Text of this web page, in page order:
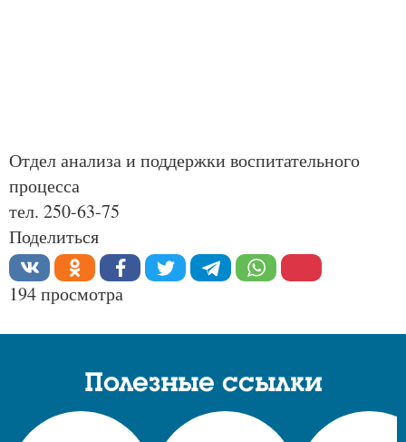
Отдел анализа и поддержки воспитательного
процесса
тел. 250-63-75
Поделиться
194 просмотра
Полезные ссылки